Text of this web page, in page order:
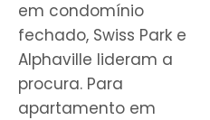
em condomínio
fechado, Swiss Park e
Alphaville lideram a
procura. Para
apartamento em